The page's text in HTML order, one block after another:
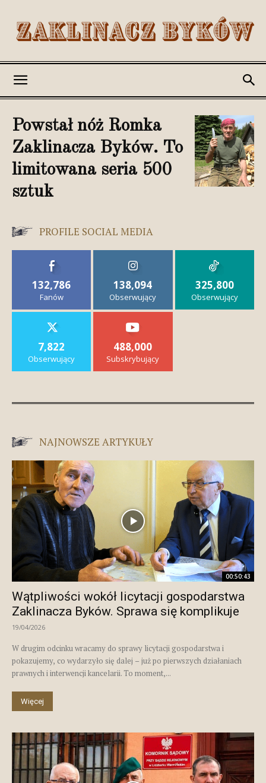
Zaklinacz
Powstał nóż Romka
Zaklinacza Byków. To
limitowana seria 500
sztuk
PROFILE SOCIAL MEDIA
132,786
Fanów
138,094
Obserwujący
325,800
Obserwujący
7,822
Obserwujący
488,000
Subskrybujący
NAJNOWSZE ARTYKUŁY
00:50:43
Wątpliwości wokół licytacji gospodarstwa
Zaklinacza Byków. Sprawa się komplikuje
19/04/2026
W drugim odcinku wracamy do sprawy licytacji gospodarstwa i
pokazujemy, co wydarzyło się dalej – już po pierwszych działaniach
prawnych i interwencji kancelarii. To moment,...
Więcej